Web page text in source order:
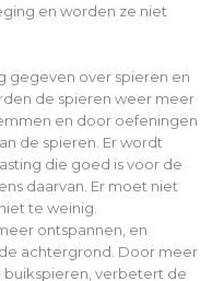
en worden ze niet
gegeven over spieren en
de spieren weer meer
en door oefeningen
de spieren. Er wordt
die goed is voor de
daarvan. Er moet niet
te weinig.
ontspannen, en
achtergrond. Door meer
verbetert de